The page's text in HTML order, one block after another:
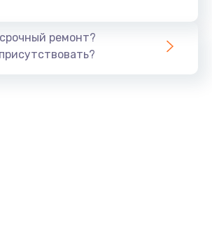
550 руб.
ремонт?